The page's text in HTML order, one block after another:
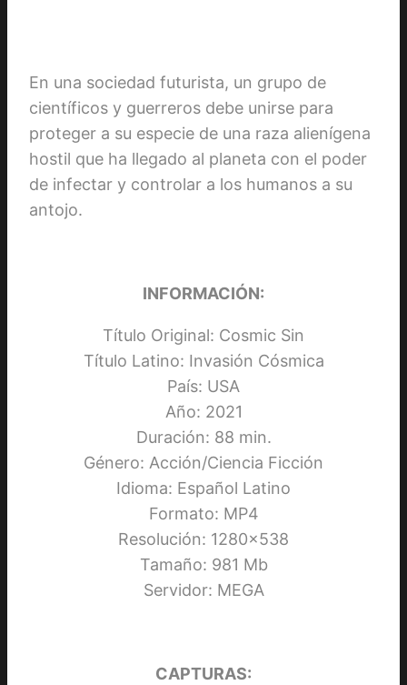
En una sociedad futurista, un grupo de
científicos y guerreros debe unirse para
proteger a su especie de una raza alienígena
hostil que ha llegado al planeta con el poder
de infectar y controlar a los humanos a su
antojo.
INFORMACIÓN:
Título Original: Cosmic Sin
Título Latino: Invasión Cósmica
País: USA
Año: 2021
Duración: 88 min.
Género: Acción/Ciencia Ficción
Idioma: Español Latino
Formato: MP4
Resolución: 1280×538
Tamaño: 981 Mb
Servidor: MEGA
CAPTURAS: